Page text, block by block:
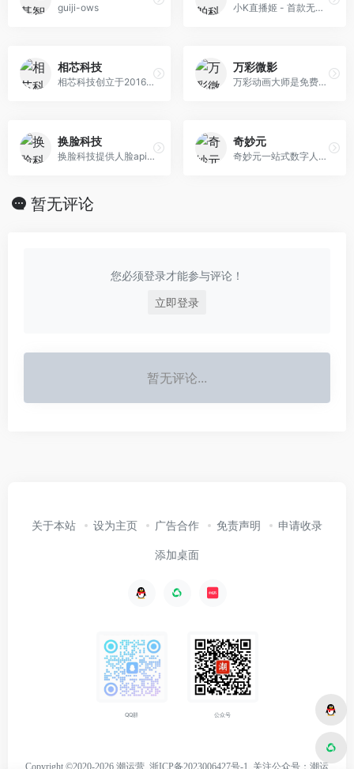
guiji-ows 小K直播姬 - 首款无穿戴3D虚拟直播产品，视频动捕黑科技，自研二次元捏人系统，免费使用，人人皆可3D虚拟直播！
相芯科技
相芯科技创立于2016年，以“元宇宙搭建者”为发展愿景，以“创造更真实的数字世界”为企业使命，专注于计算机图形学和人工智能技术的深度融合， 推动XR技术创新和产业应用，自主研发的“虚拟数字人引擎”和“超写实数字物平台”已在逾千家国内外企业得到规模化应用。
万彩微影
万彩动画大师是免费易上手的动画制作软件,MG动画制作软件,动画视频制作软件,微课制作软件,可用来制作企业宣传片,产品介绍短片,趣味课件视频,微课视频,演示演讲动画视频等.
换脸科技
换脸科技提供人脸api支持图片换脸、视频换脸等人脸融合技术，可用于影视替身换脸、视频换脸、直播换脸、视频变脸、景区换脸等场景，为开发者提供api调用，为企业提ai创意支持。
奇妙元
奇妙元一站式数字人视频制作和直播平台，打通从“AI写作”、“AI绘画”、“AI配音”到“数字人视频制作”内容创作全流程；已为等数百家行业客户提供数字形象定制服务，提供包括“一张照片驱动”，“2.5D真人克隆”，“3D定制及IP活化”等多种数字形象克隆方案；告别真人录制，使用一站式数字形象编辑器，轻松制作数字人视频和直播。
暂无评论
您必须登录才能参与评论！
立即登录
暂无评论...
关于本站 设为主页 广告合作 免责声明 申请收录
添加桌面
QQ群 公众号